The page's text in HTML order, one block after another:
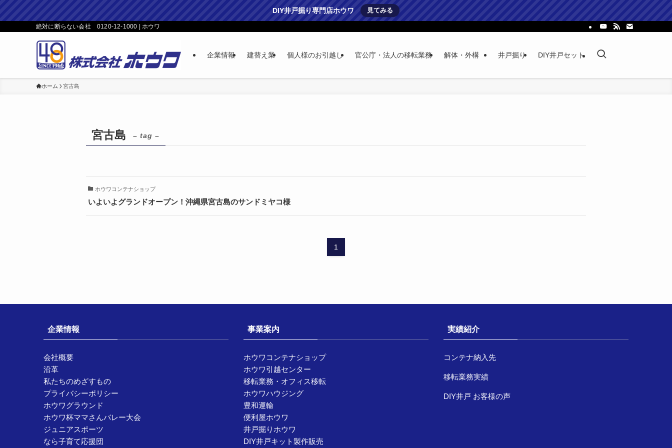
DIY井戸掘り専門店ホウワ 見てみる
絶対に断らない会社 0120-12-1000 | ホウワ
企業情報 建替え業 個人様のお引越し 官公庁・法人の移転業務 解体・外構 井戸掘り DIY井戸セット
ホーム 宮古島
宮古島 – tag –
ホウワコンテナショップ
いよいよグランドオープン！沖縄県宮古島のサンドミヤコ様
1
企業情報
会社概要
沿革
私たちのめざすもの
プライバシーポリシー
ホウワグラウンド
ホウワ杯ママさんバレー大会
ジュニアスポーツ
なら子育て応援団
事業案内
ホウワコンテナショップ
ホウワ引越センター
移転業務・オフィス移転
ホウワハウジング
豊和運輸
便利屋ホウワ
井戸掘りホウワ
DIY井戸キット製作販売
実績紹介
コンテナ納入先
移転業務実績
DIY井戸 お客様の声